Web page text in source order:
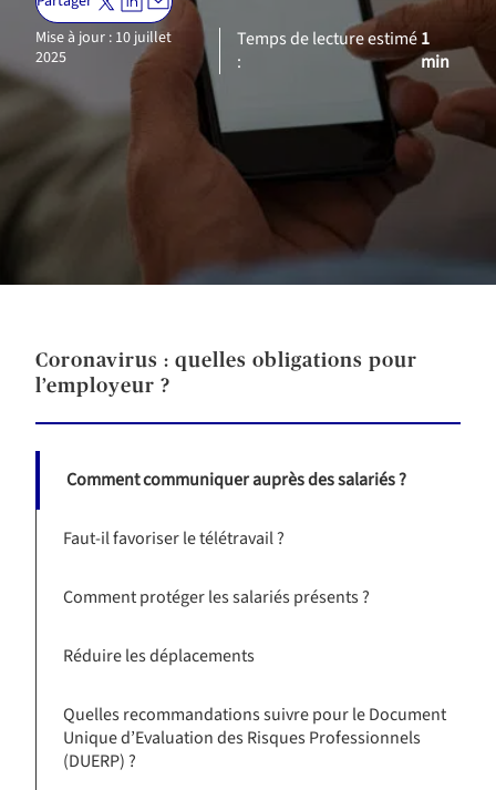
Mise à jour : 10 juillet
2025
Temps de lecture estimé
:
1
min
Coronavirus : quelles obligations pour
l’employeur ?
Comment communiquer auprès des salariés ?
Faut-il favoriser le télétravail ?
Comment protéger les salariés présents ?
Réduire les déplacements
Quelles recommandations suivre pour le Document
Unique d’Evaluation des Risques Professionnels
(DUERP) ?